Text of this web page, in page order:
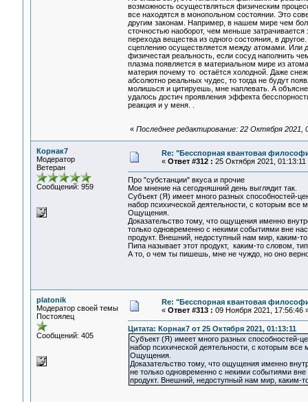
возможность осуществляться физическим
все находятся в монопольном состоянии. Это
другим законам. Например, в нашем мире чем
сточностью наоборот, чем меньше
перехода вещества из одного состояния, в
сцеплению осуществляется между атомами. Или
физичестая реальность, если сосуд наполнить
плазма появляется в материальном мире из
материя почему то остаётся холодной. Даже
абсолютно реальных чудес, то тогда не будут
молишься и цитируешь, мне наплевать. А
удалось достич проявления эффекта
реакция и у меня. .
« Последнее редактирование: 22 Октября 2021,
Корнак7
Модератор
Ветеран
Сообщений: 959
Re: "Бесспорная квантовая
« Ответ #312 : 25 Октября 2021, 01:13:11
Про "субстанции" вкуса и прочие
Мое мнение на сегодняшний день выглядит так.
Субъект (Я) имеет много разных способностей-
набор психической деятельности, с которым
Ощущения.
Доказательство тому, что ощущения именно
только одновременно с некими событиями вне
продукт. Внешний, недоступный нам мир, каким-
Пипа называет этот продукт, каким-то словом,
А то, о чем ты пишешь, мне не чуждо, но оно
platonik
Модератор своей темы
Постоялец
Сообщений: 405
Re: "Бесспорная квантовая
« Ответ #313 : 09 Ноября 2021, 17:56:46
Цитата: Корнак7 от 25 Октября 2021, 01:13:11
Субъект (Я) имеет много разных способностей-
набор психической деятельности, с которым
Ощущения.
Доказательство тому, что ощущения именно
не только одновременно с некими событиями
продукт. Внешний, недоступный нам мир, каким-